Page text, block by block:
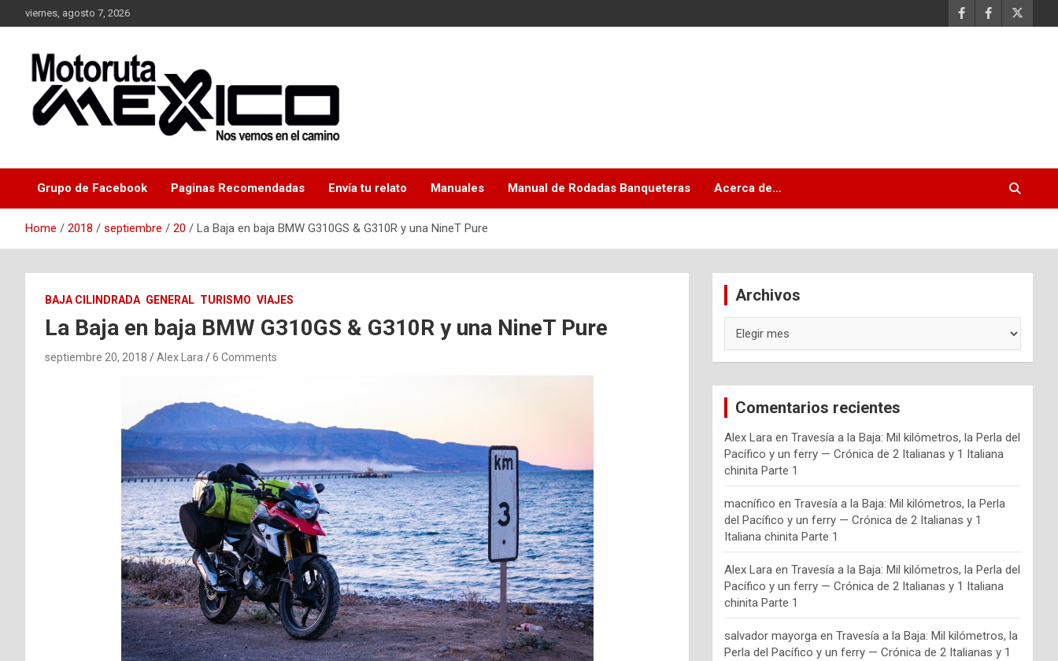
to
viernes, agosto 7, 2026
Moto Ruta Mexico
Grupo de Facebook Paginas Recomendadas Envía tu relato Manuales Manual de Rodadas Banqueteras Acerca de…
Home 2018 septiembre 20 La Baja en baja BMW G310GS & G310R y una NineT Pure
BAJA CILINDRADA GENERAL TURISMO VIAJES
La Baja en baja BMW G310GS & G310R y una NineT Pure
septiembre 20, 2018 Alex Lara 6 Comments
Archivos
Comentarios recientes
Alex Lara enTravesía a la Baja: Mil kilómetros, la Perla del
Pacífico y un ferry — Crónica de 2 Italianas y 1 Italiana
chinita Parte 1
macnífico enTravesía a la Baja: Mil kilómetros, la Perla
del Pacífico y un ferry — Crónica de 2 Italianas y 1
Italiana chinita Parte 1
Alex Lara enTravesía a la Baja: Mil kilómetros, la Perla del
Pacífico y un ferry — Crónica de 2 Italianas y 1 Italiana
chinita Parte 1
salvador mayorga enTravesía a la Baja: Mil kilómetros, la
Perla del Pacífico y un ferry — Crónica de 2 Italianas y 1